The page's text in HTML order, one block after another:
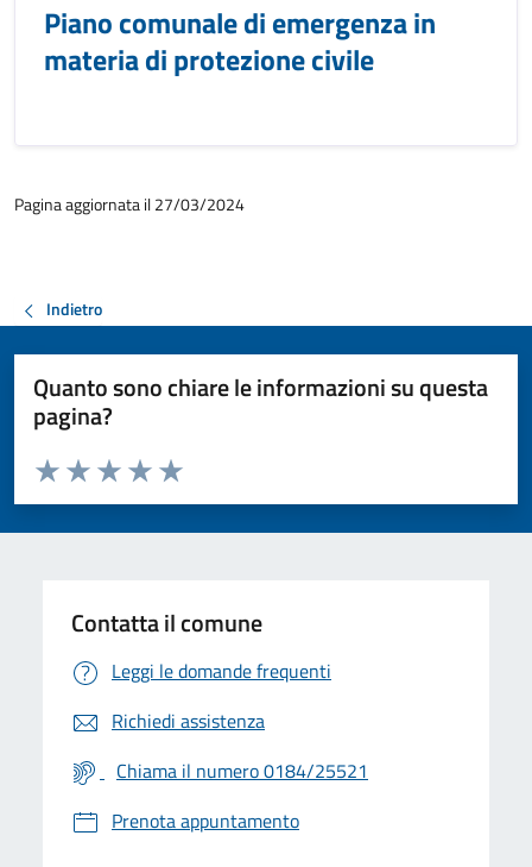
Piano comunale di emergenza in
materia di protezione civile
Pagina aggiornata il 27/03/2024
Indietro
Quanto sono chiare le informazioni su questa
pagina?
Valuta da 1 a 5 stelle la pagina
Valuta 5 stelle su 5
Valuta 4 stelle su 5
Valuta 3 stelle su 5
Valuta 2 stelle su 5
Valuta 1 stelle su 5
Contatta il comune
Leggi le domande frequenti
Richiedi assistenza
Chiama il numero 0184/25521
Prenota appuntamento